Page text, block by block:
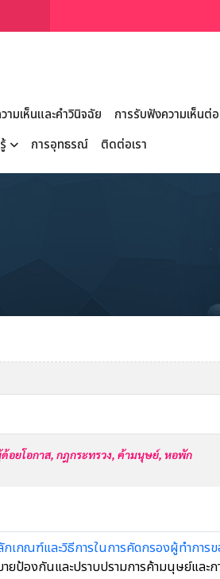
ามเห็นและคำวินิจฉัย การรับฟังความเห็นต่
การอุทธรณ์ ติดต่อเรา
อยโอกาส, กฎกระทรวง, ค้ามนุษย์, หอพัก
เกณฑ์และวิธีการในการคัดกรองผู้ทำการ
ยป้องกันและปราบปรามการค้ามนุษย์และก